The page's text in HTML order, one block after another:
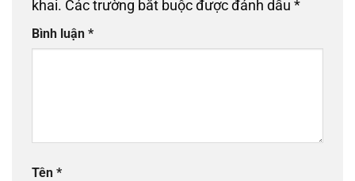
khai. Các trường bắt buộc được đánh dấu *
Bình luận *
Tên *